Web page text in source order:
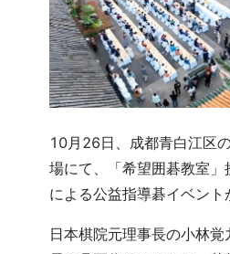
10月26日、成都青白江区
場にて、「希望囲碁教室
による公益指導碁イベント
日本棋院元理事長の小林